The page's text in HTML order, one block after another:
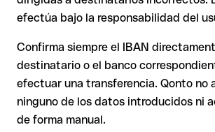
Recomendación: Verifica cada IBAN antes
transferencia con nuestro IBAN Checker
de duda, confírmalo directamente con el
precaución es especialmente importante
elevados o nuevas relaciones comerciales.
efectúa bajo la responsabilidad del
Confirma siempre el IBAN
destinatario o el banco
efectuar una transferencia. Qonto no
ninguno de los datos introducidos ni
de forma manual.